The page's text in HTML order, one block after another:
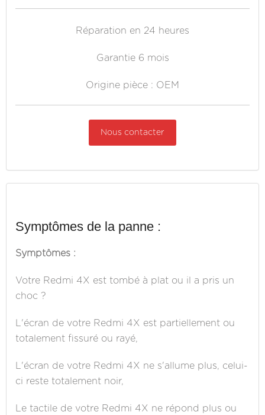
Réparation en 24 heures
Garantie 6 mois
Origine pièce : OEM
Nous contacter
Symptômes de la panne :
Symptômes :
Votre Redmi 4X est tombé à plat ou il a pris un
choc ?
L'écran de votre Redmi 4X est partiellement ou
totalement fissuré ou rayé,
L'écran de votre Redmi 4X ne s'allume plus, celui-
ci reste totalement noir,
Le tactile de votre Redmi 4X ne répond plus ou